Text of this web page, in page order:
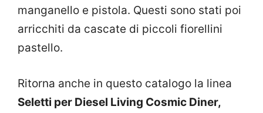
manganello e pistola. Questi sono stati poi
arricchiti da cascate di piccoli fiorellini
pastello.
Ritorna anche in questo catalogo la linea
Seletti per Diesel Living Cosmic Diner,